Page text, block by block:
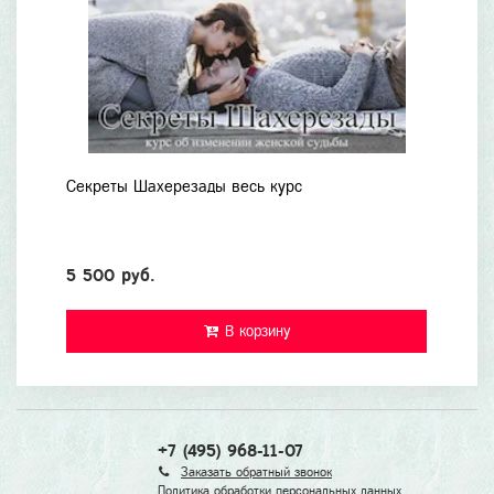
Секреты Шахерезады весь курс
5 500 руб.
В корзину
+7 (495) 968-11-07
Заказать обратный звонок
Политика обработки персональных данных